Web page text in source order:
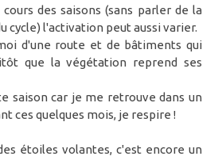
des saisons (sans parler de la
cycle) l'activation peut aussi varier.
d'une route et de bâtiments qui
que la végétation reprend ses
saison car je me retrouve dans un
ces quelques mois, je respire !
étoiles volantes, c'est encore un